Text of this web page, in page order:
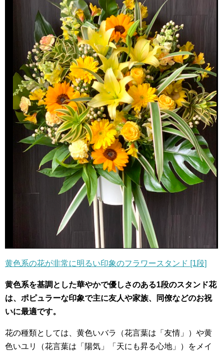
黄色系の花が非常に明るい印象のフラワースタンド [1段]
黄色系を基調とした華やかで優しさのある1段のスタンド花
は、ポピュラーな印象で主に友人や家族、同僚などのお祝
いに最適です。
花の種類としては、黄色いバラ（花言葉は「友情」）や黄
色いユリ（花言葉は「陽気」「天にも昇る心地」）をメイ